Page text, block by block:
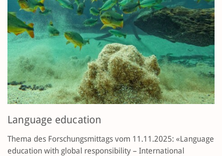
Language education
Thema des Forschungsmittags vom 11.11.2025: «Language
education with global responsibility – International